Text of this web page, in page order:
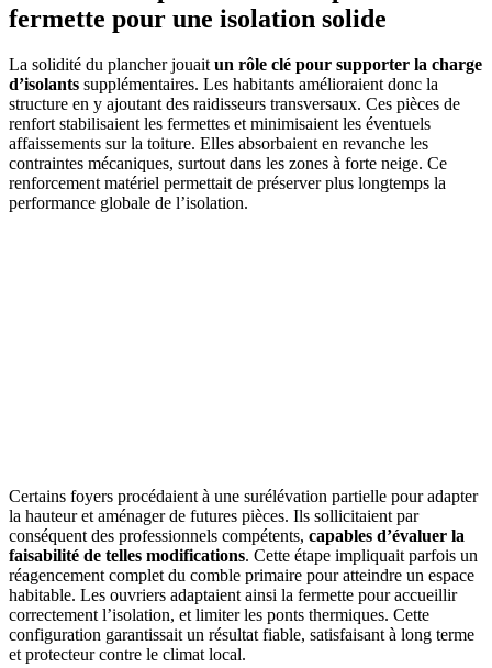
fermette pour une isolation solide
La solidité du plancher jouaitun rôle clé pour supporter la charge
d’isolants supplémentaires. Les habitants amélioraient donc la
structure en y ajoutant des raidisseurs transversaux. Ces pièces de
renfort stabilisaient les fermettes et minimisaient les éventuels
affaissements sur la toiture. Elles absorbaient en revanche les
contraintes mécaniques, surtout dans les zones à forte neige. Ce
renforcement matériel permettait de préserver plus longtemps la
performance globale de l’isolation.
Certains foyers procédaient à une surélévation partielle pour adapter
la hauteur et aménager de futures pièces. Ils sollicitaient par
conséquent des professionnels compétents, capables d’évaluer la
faisabilité de telles modifications. Cette étape impliquait parfois un
réagencement complet du comble primaire pour atteindre un espace
habitable. Les ouvriers adaptaient ainsi la fermette pour accueillir
correctement l’isolation, et limiter les ponts thermiques. Cette
configuration garantissait un résultat fiable, satisfaisant à long terme
et protecteur contre le climat local.